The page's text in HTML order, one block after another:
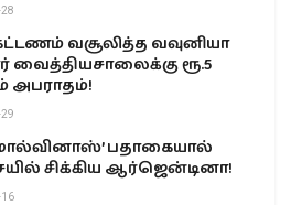
வசூலித்த வவுனியா
வைத்தியசாலைக்கு ரூ.5
அபராதம்!
பதாகையால்
சிக்கிய ஆர்ஜென்டினா!